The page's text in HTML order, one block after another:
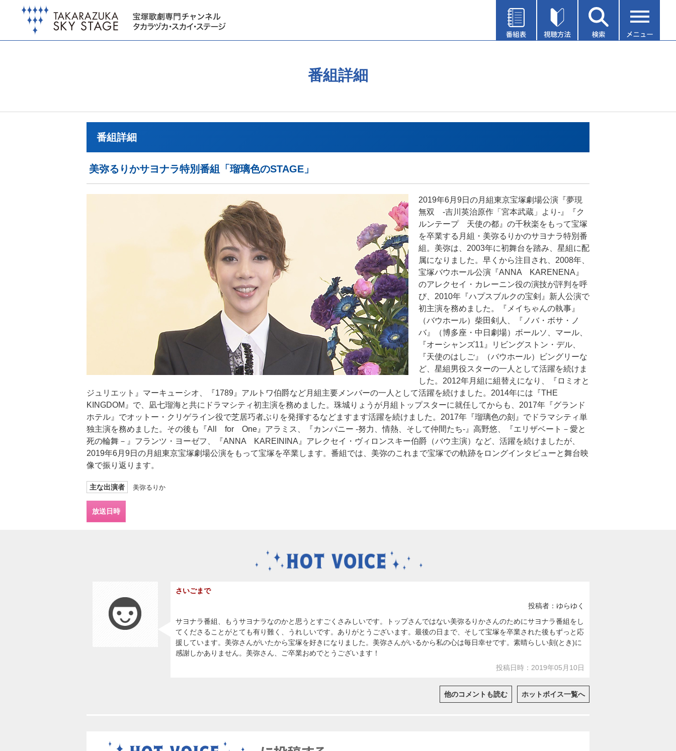
番組詳細
番組詳細
美弥るりかサヨナラ特別番組「瑠璃色のSTAGE」
2019年6月9日の月組東京宝塚劇場公演『夢現
無双 -吉川英治原作「宮本武蔵」より-』『ク
ルンテープ 天使の都』の千秋楽をもって宝塚
を卒業する月組・美弥るりかのサヨナラ特別番
組。美弥は、2003年に初舞台を踏み、星組に配
属になりました。早くから注目され、2008年、
宝塚バウホール公演『ANNA KARENENA』
のアレクセイ・カレーニン役の演技が評判を呼
び、2010年『ハプスブルクの宝剣』新人公演で
初主演を務めました。『メイちゃんの執事』
（バウホール）柴田剣人、『ノバ・ボサ・ノ
バ』（博多座・中日劇場）ボールソ、マール、
『オーシャンズ11』リビングストン・デル、
『天使のはしご』（バウホール）ビングリーな
ど、星組男役スターの一人として活躍を続けま
した。2012年月組に組替えになり、『ロミオと
ジュリエット』マーキューシオ、『1789』アルトワ伯爵など月組主要メンバーの一人として活躍を続けました。2014年には『THE
KINGDOM』で、凪七瑠海と共にドラマシティ初主演を務めました。珠城りょうが月組トップスターに就任してからも、2017年『グランド
ホテル』でオットー・クリゲライン役で芝居巧者ぶりを発揮するなどますます活躍を続けました。2017年『瑠璃色の刻』でドラマシティ単
独主演を務めました。その後も『All for One』アラミス、『カンパニー -努力、情熱、そして仲間たち-』高野悠、『エリザベート－愛と
死の輪舞－』フランツ・ヨーゼフ、『ANNA KAREININA』アレクセイ・ヴィロンスキー伯爵（バウ主演）など、活躍を続けましたが、
2019年6月9日の月組東京宝塚劇場公演をもって宝塚を卒業します。番組では、美弥のこれまで宝塚での軌跡をロングインタビューと舞台映
像で振り返ります。
主な出演者 美弥るりか
放送日時
さいごまで
投稿者：ゆらゆく
サヨナラ番組、もうサヨナラなのかと思うとすごくさみしいです。トップさんではない美弥るりかさんのためにサヨナラ番組をし
てくださることがとても有り難く、うれしいです。ありがとうございます。最後の日まで、そして宝塚を卒業された後もずっと応
援しています。美弥さんがいたから宝塚を好きになりました。美弥さんがいるから私の心は毎日幸せです。素晴らしい刻(とき)に
感謝しかありません。美弥さん、ご卒業おめでとうございます！
投稿日時：2019年05月10日
他のコメントも読む ホットボイス一覧へ